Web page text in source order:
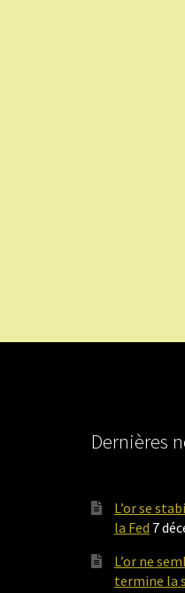
Dernières
L’or se
la Fed 7
L’or ne
termine la